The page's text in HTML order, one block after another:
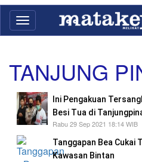
Toggle
navigation
TANJUNG
Ini Pengakuan
Besi Tua di
Rabu 29 Sep 2021 18:14 WIB
Tanggapan Bea Cukai
Kawasan Bintan